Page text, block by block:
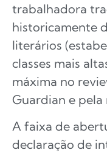
trabalhadora
historicamente
literários
classes mais
máxima no
Guardian e pela
A faixa de
declaração de